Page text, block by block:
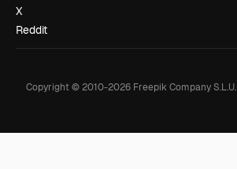
X
Reddit
Copyright © 2010-2026Freepik Company S.L.U.